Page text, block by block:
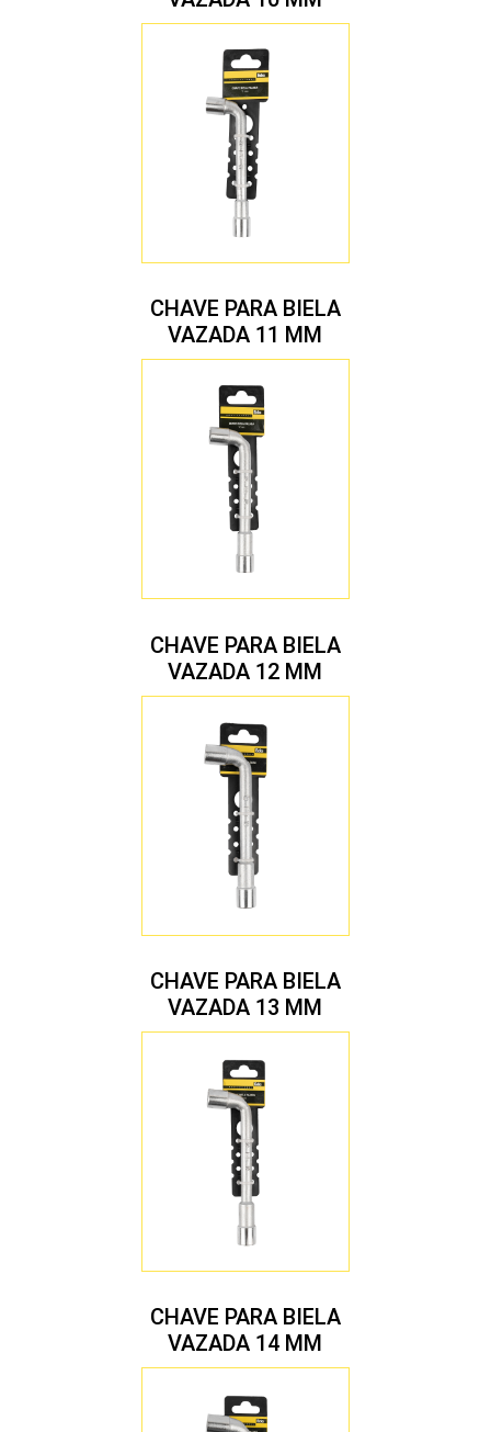
CHAVE PARA BIELA
VAZADA 11 MM
CHAVE PARA BIELA
VAZADA 12 MM
CHAVE PARA BIELA
VAZADA 13 MM
CHAVE PARA BIELA
VAZADA 14 MM